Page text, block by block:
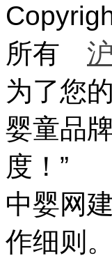
所有
为了您
婴童品
度！”
中婴网
作细则。